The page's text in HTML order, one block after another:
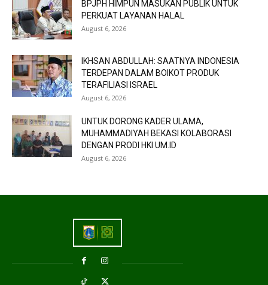
BPJPH HIMPUN MASUKAN PUBLIK UNTUK
PERKUAT LAYANAN HALAL
August 6, 2026
IKHSAN ABDULLAH: SAATNYA INDONESIA
TERDEPAN DALAM BOIKOT PRODUK
TERAFILIASI ISRAEL
August 6, 2026
UNTUK DORONG KADER ULAMA,
MUHAMMADIYAH BEKASI KOLABORASI
DENGAN PRODI HKI UM.ID
August 6, 2026